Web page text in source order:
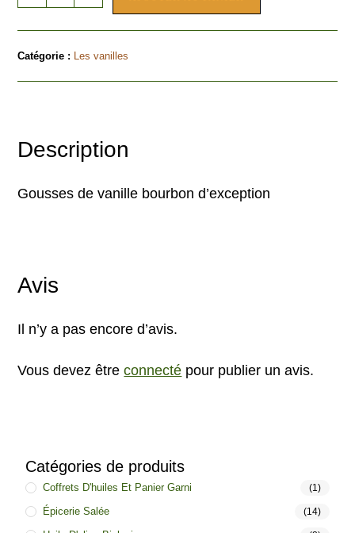
Catégorie : Les vanilles
Description
Gousses de vanille bourbon d’exception
Avis
Il n’y a pas encore d’avis.
Vous devez êtreconnecté pour publier un avis.
Catégories de produits
Coffrets D'huiles Et Panier Garni (1)
Épicerie Salée (14)